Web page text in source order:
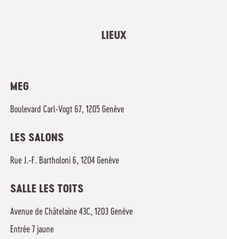
LIEUX
MEG
Boulevard Carl-Vogt 67, 1205 Genève
LES SALONS
Rue J.-F. Bartholoni 6, 1204 Genève
SALLE LES TOITS
Avenue de Châtelaine 43C, 1203 Genève
Entrée 7 jaune